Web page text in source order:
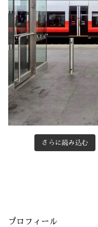
さらに読み込む
プロフィール